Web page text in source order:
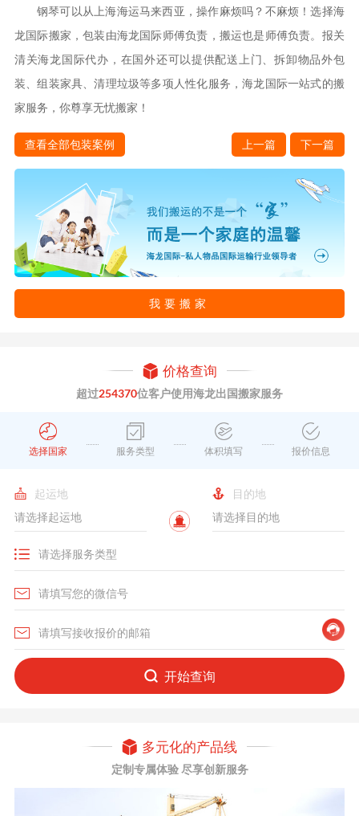
钢琴可以从上海海运马来西亚，操作麻烦吗？不麻烦！选择海
龙国际搬家，包装由海龙国际师傅负责，搬运也是师傅负责。报关
清关海龙国际代办，在国外还可以提供配送上门、拆卸物品外包
装、组装家具、清理垃圾等多项人性化服务，海龙国际一站式的搬
家服务，你尊享无忧搬家！
查看全部包装案例 上一篇 下一篇
我要搬家
价格查询
超过254370位客户使用海龙出国搬家服务
选择国家 服务类型 体积填写 报价信息
起运地 目的地
开始查询
多元化的产品线
定制专属体验 尽享创新服务